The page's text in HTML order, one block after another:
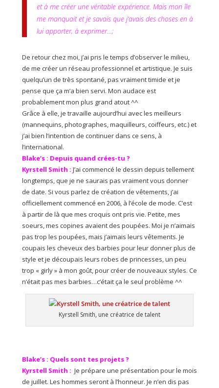
et à me créer une véritable expérience. Mais mon île
me manquait et je savais que j’avais des choses en à
lui apporter, à exprimer…;
De retour chez moi, j’ai pris le temps d’observer le milieu,
de me créer un réseau professionnel et artistique. Je suis
quelqu’un de très spontané, pas vraiment timide et je
pense que ça m’a bien servi. Mon audace est
probablement mon plus grand atout ^^
Grâce à elle, je travaille aujourd’hui avec les meilleurs
(mannequins, photographes, maquilleurs, coiffeurs, etc.) et
j’ai bien l’intention de continuer dans ce sens, à
l’international.
Blake’s : Depuis quand crées-tu ?
Kyrstell Smith : J’ai commencé le dessin depuis tellement
longtemps, que je ne saurais pas vraiment vous donner
de date. Si vous parlez de création de vêtements, j’ai
officiellement commencé en 2006, à l’école de mode. C’est
à partir de là que mes croquis ont pris vie. Petite, mes
soeurs, mes copines avaient des poupées. Moi je n’aimais
pas trop les poupées, mais j’aimais leurs vêtements. Je
coupais les cheveux des barbies pour leur donner plus de
style et je découpais leurs robes de princesses, un peu
trop « girly » à mon goût, pour créer de nouveaux styles. Ce
n’était pas mes barbies…c’était ça le seul problème ^^
Kyrstell Smith, une créatrice de talent
Blake’s : Quels sont tes projets ?
Kyrstell Smith : Je prépare une présentation pour le mois
de juillet. Les hommes seront à l’honneur. Je n’en dis pas